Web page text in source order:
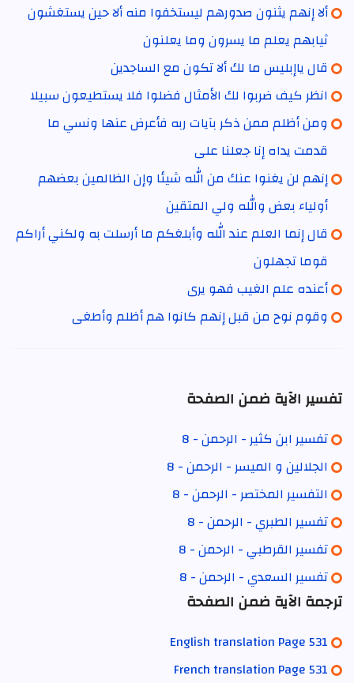
ألا إنهم يثنون صدورهم ليستخفوا منه ألا حين يستغشون
ثيابهم يعلم ما يسرون وما يعلنون
قال ياإبليس ما لك ألا تكون مع الساجدين
انظر كيف ضربوا لك الأمثال فضلوا فلا يستطيعون سبيلا
ومن أظلم ممن ذكر بآيات ربه فأعرض عنها ونسي ما
قدمت يداه إنا جعلنا على
إنهم لن يغنوا عنك من الله شيئا وإن الظالمين بعضهم
أولياء بعض والله ولي المتقين
قال إنما العلم عند الله وأبلغكم ما أرسلت به ولكني أراكم
قوما تجهلون
أعنده علم الغيب فهو يرى
وقوم نوح من قبل إنهم كانوا هم أظلم وأطغى
تفسير الآية ضمن الصفحة
تفسير ابن كثير - الرحمن - 8
الجلالين و الميسر - الرحمن - 8
التفسير المختصر - الرحمن - 8
تفسير الطبري - الرحمن - 8
تفسير القرطبي - الرحمن - 8
تفسير السعدي - الرحمن - 8
ترجمة الآية ضمن الصفحة
English translation Page 531
French translation Page 531